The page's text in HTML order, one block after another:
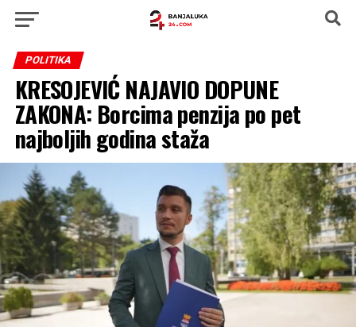
POLITIKA
KRESOJEVIĆ NAJAVIO DOPUNE
ZAKONA: Borcima penzija po pet
najboljih godina staža